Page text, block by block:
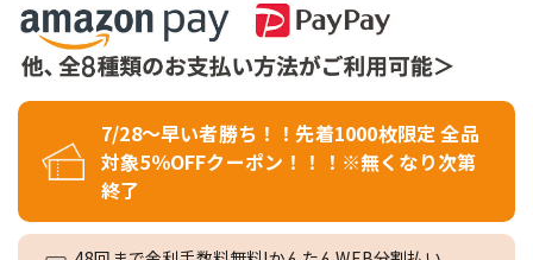
7/28～早い者勝ち！！先着1000枚限定 全品
対象5％OFFクーポン！！！※無くなり次第
終了